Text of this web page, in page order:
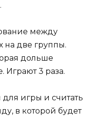
между
две группы.
дольше
Играют 3 раза.
игры и считать
в которой будет